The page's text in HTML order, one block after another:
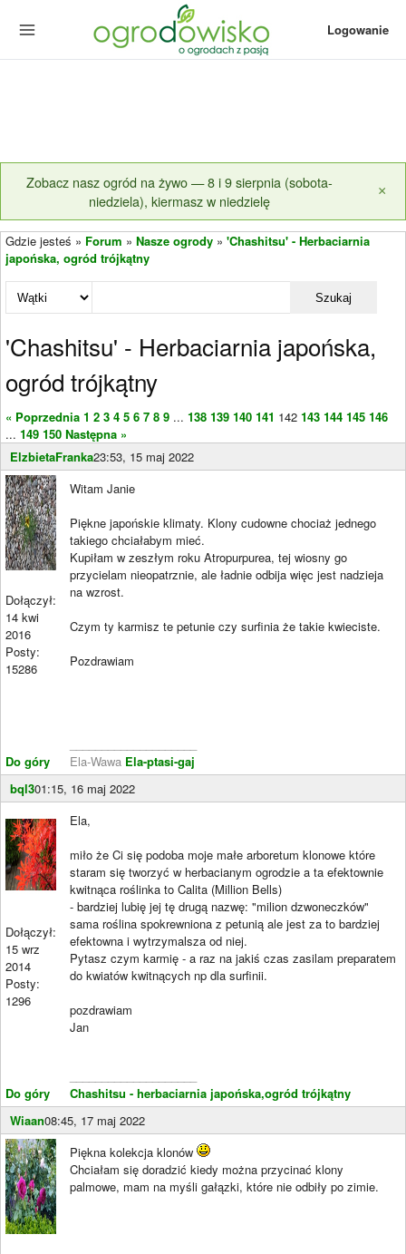
Logowanie
Zobacz nasz ogród na żywo — 8 i 9 sierpnia (sobota-
niedziela), kiermasz w niedzielę
×
Gdzie jesteś » Forum » Nasze ogrody » 'Chashitsu' - Herbaciarnia
japońska, ogród trójkątny
Szukaj
'Chashitsu' - Herbaciarnia japońska,
ogród trójkątny
« Poprzednia 1 2 3 4 5 6 7 8 9 ... 138 139 140 141 142 143 144 145 146
... 149 150 Następna »
ElzbietaFranka23:53, 15 maj 2022
Dołączył:
14 kwi
2016
Posty:
15286
Do góry
Witam Janie
Piękne japońskie klimaty. Klony cudowne chociaż jednego
takiego chciałabym mieć.
Kupiłam w zeszłym roku Atropurpurea, tej wiosny go
przycielam nieopatrznie, ale ładnie odbija więc jest nadzieja
na wzrost.
Czym ty karmisz te petunie czy surfinia że takie kwieciste.
Pozdrawiam
Ela-Wawa Ela-ptasi-gaj
bql301:15, 16 maj 2022
Dołączył:
15 wrz
2014
Posty:
1296
Do góry
Ela,
miło że Ci się podoba moje małe arboretum klonowe które
staram się tworzyć w herbacianym ogrodzie a ta efektownie
kwitnąca roślinka to Calita (Million Bells)
- bardziej lubię jej tę drugą nazwę: "milion dzwoneczków"
sama roślina spokrewniona z petunią ale jest za to bardziej
efektowna i wytrzymalsza od niej.
Pytasz czym karmię - a raz na jakiś czas zasilam preparatem
do kwiatów kwitnących np dla surfinii.
pozdrawiam
Jan
Chashitsu - herbaciarnia japońska,ogród trójkątny
Wiaan08:45, 17 maj 2022
Piękna kolekcja klonów
Chciałam się doradzić kiedy można przycinać klony
palmowe, mam na myśli gałązki, które nie odbiły po zimie.